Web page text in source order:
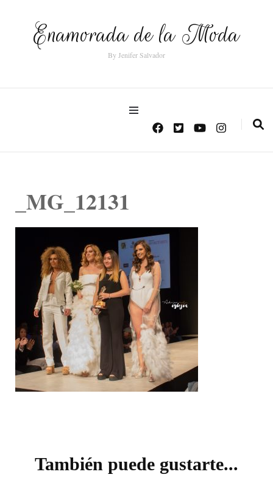
Enamorada de la Moda
By Jenifer Salvador
_MG_12131
También puede gustarte...